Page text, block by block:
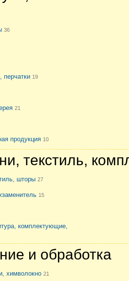
36
19
21
продукция 10
текстиль,
шторы 27
15
комплектующие,
и обработка
химволокно 21